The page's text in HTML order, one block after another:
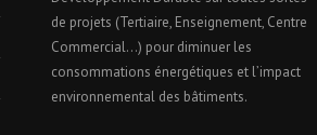
de projets (Tertiaire, Enseignement, Centre
Commercial…) pour diminuer les
consommations énergétiques et l’impact
environnemental des bâtiments.